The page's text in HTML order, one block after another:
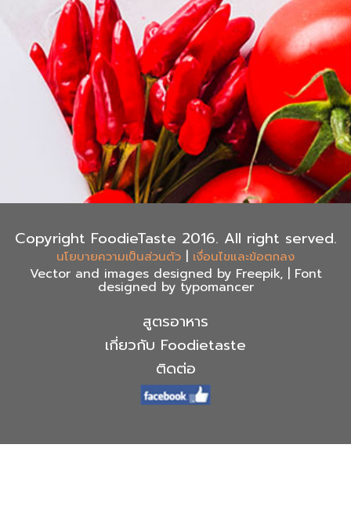
Copyright FoodieTaste 2016. All right served.
นโยบายความเป็นส่วนตัว | เงื่อนไขและข้อตกลง
Vector and images designed by Freepik, | Font
designed by typomancer
สูตรอาหาร
เกี่ยวกับ Foodietaste
ติดต่อ